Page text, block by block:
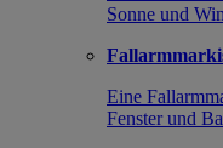
Sonne und
Eine
Fenster und